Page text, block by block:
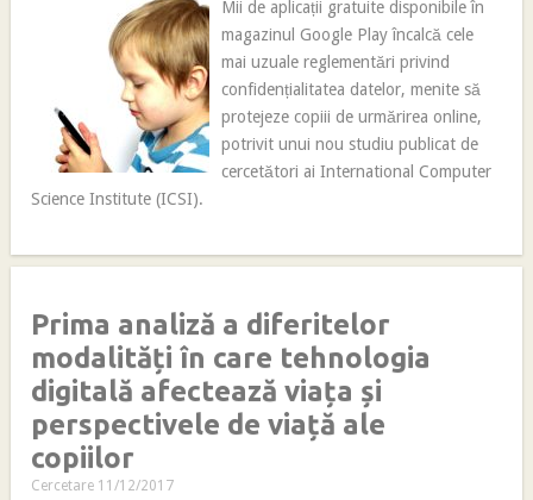
Mii de aplicații gratuite disponibile în
magazinul Google Play încalcă cele
mai uzuale reglementări privind
confidențialitatea datelor, menite să
protejeze copiii de urmărirea online,
potrivit unui nou studiu publicat de
cercetători ai International Computer
Science Institute (ICSI).
Prima analiză a diferitelor
modalități în care tehnologia
digitală afectează viața și
perspectivele de viață ale
copiilor
Cercetare 11/12/2017